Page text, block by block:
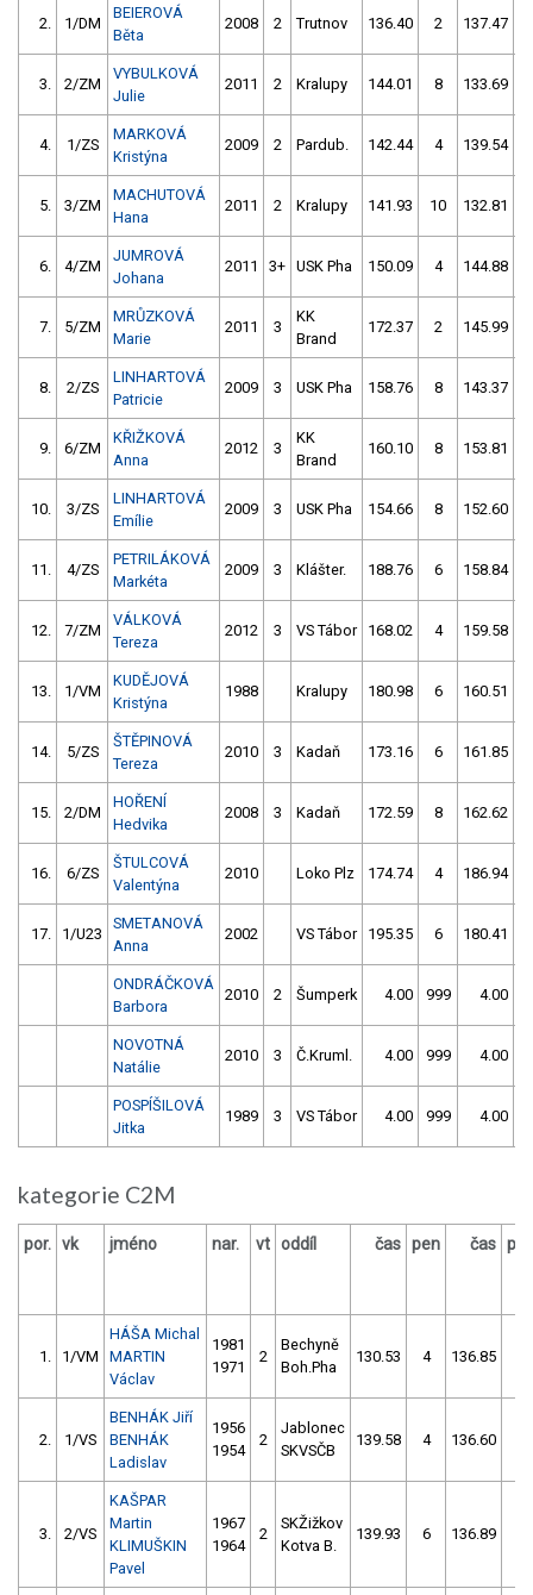
2. 1/DM
BEIEROVÁ
Běta
2008 2 Trutnov 136.40 2 137.47
3. 2/ZM
VYBULKOVÁ
Julie
2011 2 Kralupy 144.01 8 133.69
4. 1/ZS
MARKOVÁ
Kristýna
2009 2 Pardub. 142.44 4 139.54
5. 3/ZM
MACHUTOVÁ
Hana
2011 2 Kralupy 141.93 10 132.81
6. 4/ZM
JUMROVÁ
Johana
2011 3+ USK Pha 150.09 4 144.88
7. 5/ZM
MRŮZKOVÁ
Marie
2011 3
KK
Brand
172.37 2 145.99
8. 2/ZS
LINHARTOVÁ
Patricie
2009 3 USK Pha 158.76 8 143.37
9. 6/ZM
KŘIŽKOVÁ
Anna
2012 3
KK
Brand
160.10 8 153.81
10. 3/ZS
LINHARTOVÁ
Emílie
2009 3 USK Pha 154.66 8 152.60
11. 4/ZS
PETRILÁKOVÁ
Markéta
2009 3 Klášter. 188.76 6 158.84
12. 7/ZM
VÁLKOVÁ
Tereza
2012 3 VS Tábor 168.02 4 159.58
13. 1/VM
KUDĚJOVÁ
Kristýna
1988 Kralupy 180.98 6 160.51
14. 5/ZS
ŠTĚPINOVÁ
Tereza
2010 3 Kadaň 173.16 6 161.85
15. 2/DM
HOŘENÍ
Hedvika
2008 3 Kadaň 172.59 8 162.62
16. 6/ZS
ŠTULCOVÁ
Valentýna
2010 Loko Plz 174.74 4 186.94
17. 1/U23
SMETANOVÁ
Anna
2002 VS Tábor 195.35 6 180.41
ONDRÁČKOVÁ
Barbora
2010 2 Šumperk 4.00 999 4.00
NOVOTNÁ
Natálie
2010 3 Č.Kruml. 4.00 999 4.00
POSPÍŠILOVÁ
Jitka
1989 3 VS Tábor 4.00 999 4.00
kategorie C2M
por. vk jméno nar. vt oddíl čas pen čas
1. 1/VM
HÁŠA Michal
MARTIN
Václav
1981
1971
2
Bechyně
Boh.Pha
130.53 4 136.85
2. 1/VS
BENHÁK Jiří
BENHÁK
Ladislav
1956
1954
2
Jablonec
SKVSČB
139.58 4 136.60
3. 2/VS
KAŠPAR
Martin
KLIMUŠKIN
Pavel
1967
1964
2
SKŽižkov
Kotva B.
139.93 6 136.89